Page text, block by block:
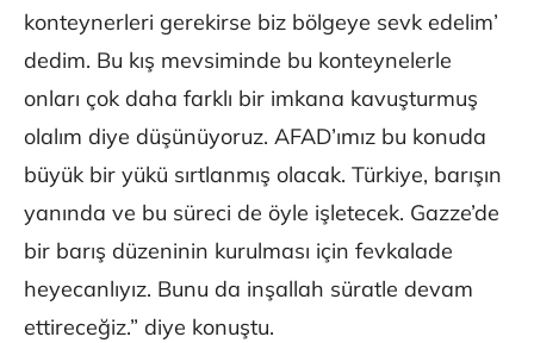
konteynerleri gerekirse biz bölgeye sevk edelim’
dedim. Bu kış mevsiminde bu konteynelerle
onları çok daha farklı bir imkana kavuşturmuş
olalım diye düşünüyoruz. AFAD’ımız bu konuda
büyük bir yükü sırtlanmış olacak. Türkiye, barışın
yanında ve bu süreci de öyle işletecek. Gazze’de
bir barış düzeninin kurulması için fevkalade
heyecanlıyız. Bunu da inşallah süratle devam
ettireceğiz.” diye konuştu.